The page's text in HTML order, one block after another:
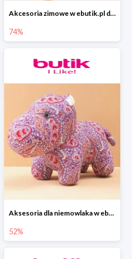
Akcesoria zimowe w ebutik.pl do -74%
74%
Aksesoria dla niemowlaka w ebutik.pl do -52%
52%